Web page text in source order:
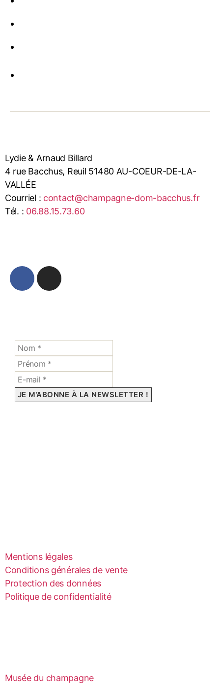
Lydie & Arnaud Billard
4 rue Bacchus, Reuil 51480 AU-COEUR-DE-LA-
VALLÉE
Courriel : contact@champagne-dom-bacchus.fr
Tél. : 06.88.15.73.60
Mentions légales
Conditions générales de vente
Protection des données
Politique de confidentialité
Musée du champagne